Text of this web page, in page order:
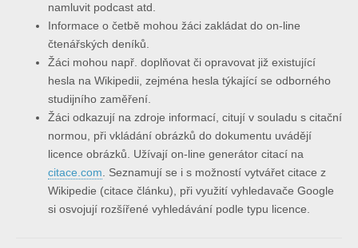
namluvit podcast atd.
Informace o četbě mohou žáci zakládat do on-line
čtenářských deníků.
Žáci mohou např. doplňovat či opravovat již existující
hesla na Wikipedii, zejména hesla týkající se odborného
studijního zaměření.
Žáci odkazují na zdroje informací, citují v souladu s citační
normou, při vkládání obrázků do dokumentu uvádějí
licence obrázků. Užívají on-line generátor citací na
citace.com . Seznamují se i s možností vytvářet citace z
Wikipedie (citace článku), při využití vyhledavače Google
si osvojují rozšířené vyhledávání podle typu licence.